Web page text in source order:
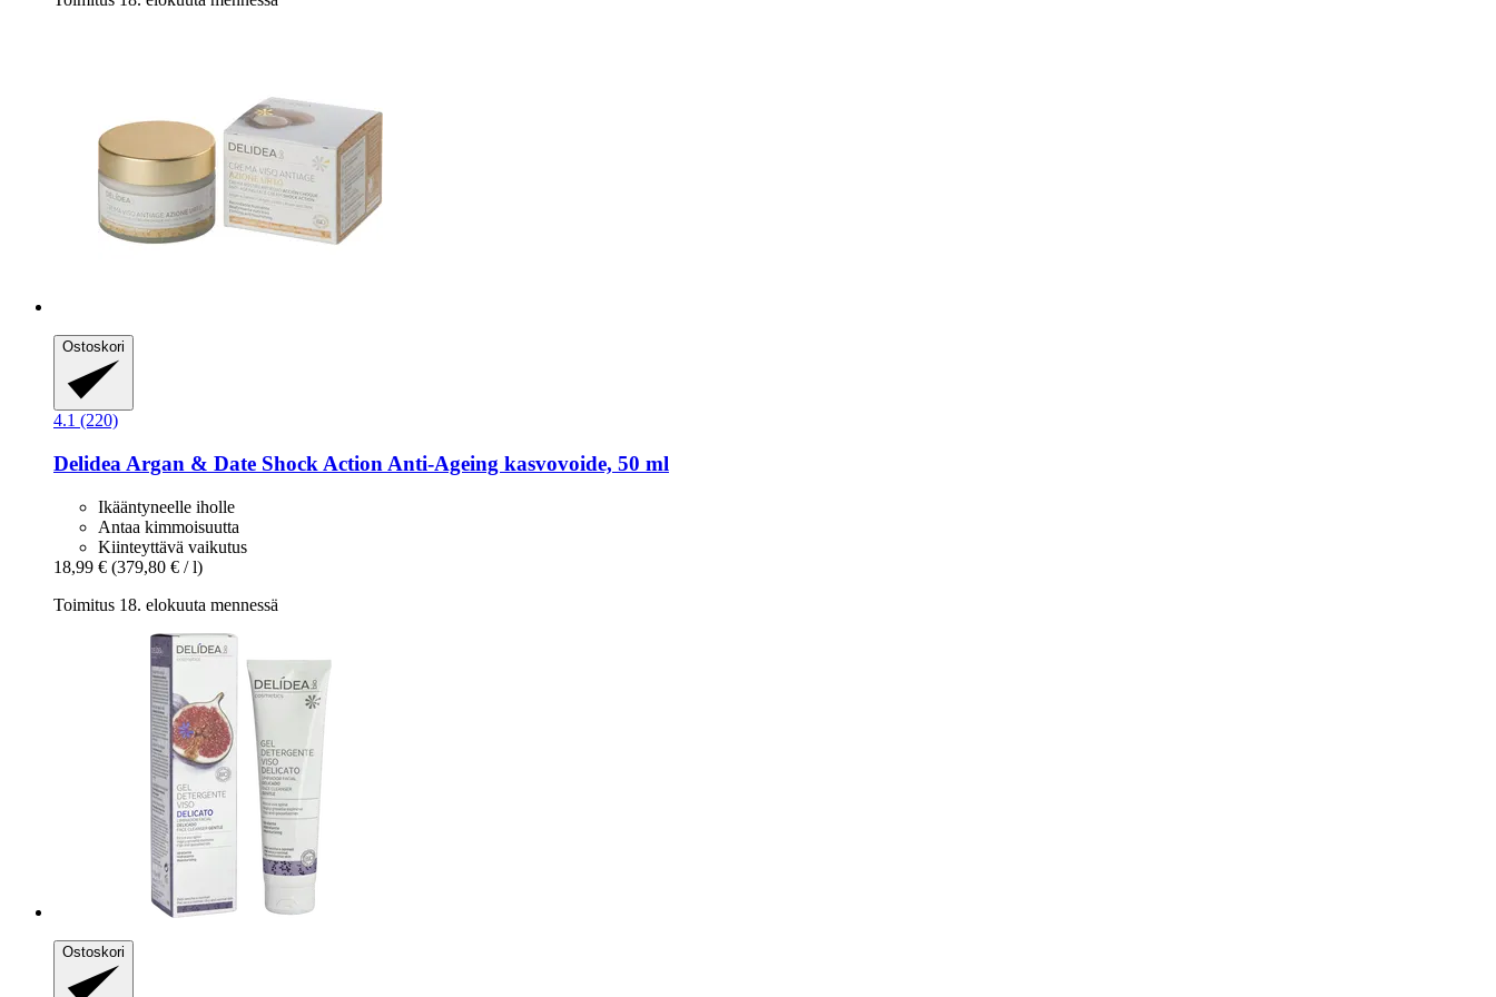
Ostoskori
4.1 (220)
Delidea Argan & Date Shock Action Anti-​Ageing kasvovoide, 50 ml
Ikääntyneelle iholle
Antaa kimmoisuutta
Kiinteyttävä vaikutus
18,99 € (379,80 € / l)
Toimitus 18. elokuuta mennessä
Ostoskori